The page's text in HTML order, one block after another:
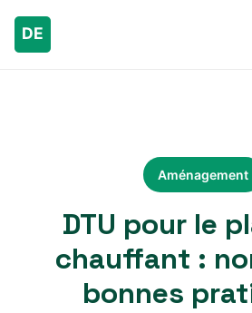
Aménagement
DTU pour le
chauffant :
bonnes